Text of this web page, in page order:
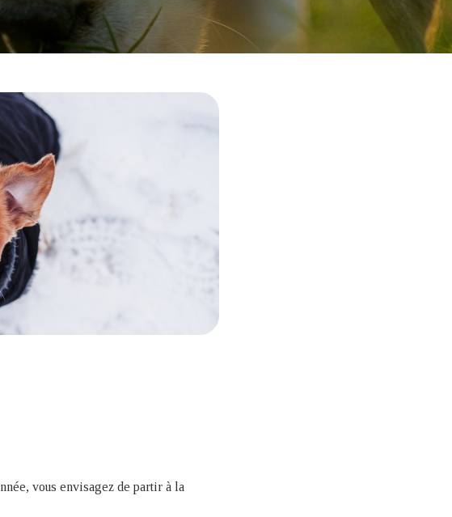
vous envisagez de partir à la